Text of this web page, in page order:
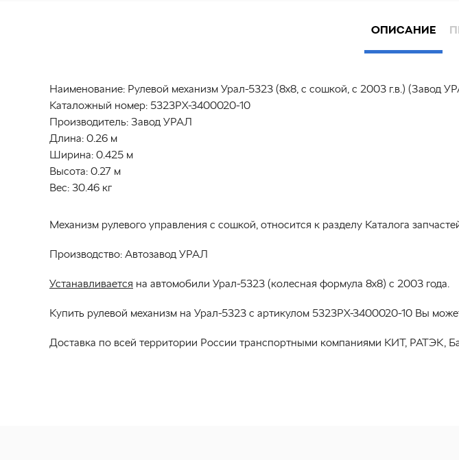
ОПИСАНИЕ
Наименование: Рулевой механизм Урал-5323 (8х8, с сошкой, с 2003 г.в.) (Завод
Каталожный номер: 5323РХ-3400020-10
Производитель: Завод УРАЛ
Длина: 0.26 м
Ширина: 0.425 м
Высота: 0.27 м
Вес: 30.46 кг
Механизм рулевого управления с сошкой, относится к разделу Каталога
Производство: Автозавод УРАЛ
Устанавливается на автомобили Урал-5323 (колесная формула 8х8) с 2003 года.
Купить рулевой механизм на Урал-5323 с артикулом 5323РХ-3400020-10 Вы
Доставка по всей территории России транспортными компаниями КИТ, РАТЭК,